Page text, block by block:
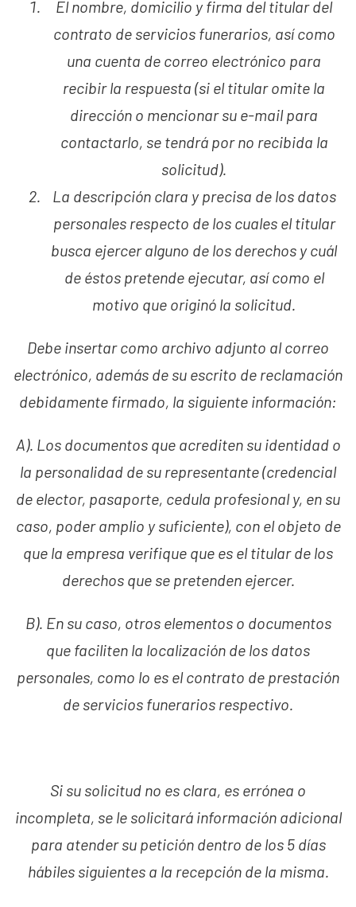
El nombre, domicilio y firma del titular del
contrato de servicios funerarios, así como
una cuenta de correo electrónico para
recibir la respuesta (si el titular omite la
dirección o mencionar su e-mail para
contactarlo, se tendrá por no recibida la
solicitud).
La descripción clara y precisa de los datos
personales respecto de los cuales el titular
busca ejercer alguno de los derechos y cuál
de éstos pretende ejecutar, así como el
motivo que originó la solicitud.
Debe insertar como archivo adjunto al correo
electrónico, además de su escrito de reclamación
debidamente firmado, la siguiente información:
A). Los documentos que acrediten su identidad o
la personalidad de su representante (credencial
de elector, pasaporte, cedula profesional y, en su
caso, poder amplio y suficiente), con el objeto de
que la empresa verifique que es el titular de los
derechos que se pretenden ejercer.
B). En su caso, otros elementos o documentos
que faciliten la localización de los datos
personales, como lo es el contrato de prestación
de servicios funerarios respectivo.
Si su solicitud no es clara, es errónea o
incompleta, se le solicitará información adicional
para atender su petición dentro de los 5 días
hábiles siguientes a la recepción de la misma.